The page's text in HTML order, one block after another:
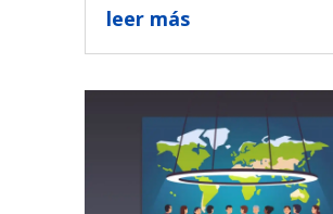
leer más